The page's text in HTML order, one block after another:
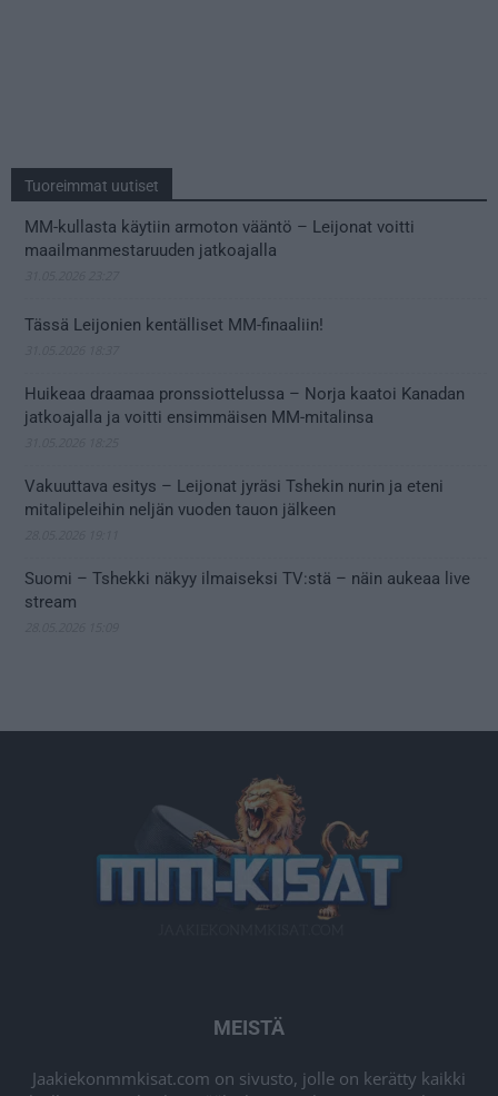
Tuoreimmat uutiset
MM-kullasta käytiin armoton vääntö – Leijonat voitti
maailmanmestaruuden jatkoajalla
Tässä Leijonien kentälliset MM-finaaliin!
Huikeaa draamaa pronssiottelussa – Norja kaatoi Kanadan
jatkoajalla ja voitti ensimmäisen MM-mitalinsa
Vakuuttava esitys – Leijonat jyräsi Tshekin nurin ja eteni
mitalipeleihin neljän vuoden tauon jälkeen
Suomi – Tshekki näkyy ilmaiseksi TV:stä – näin aukeaa live
stream
MEISTÄ
Jaakiekonmmkisat.com on sivusto, jolle on kerätty kaikki